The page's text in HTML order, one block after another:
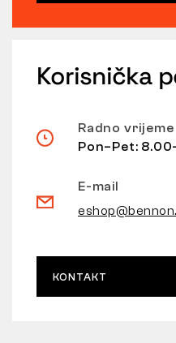
Korisnička
Radno vrijeme
Pon–Pet:
E-mail
KONTAKT